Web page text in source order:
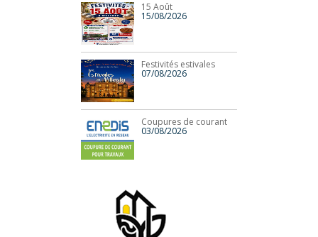
15 Août
15/08/2026
Festivités estivales
07/08/2026
Coupures de courant
03/08/2026